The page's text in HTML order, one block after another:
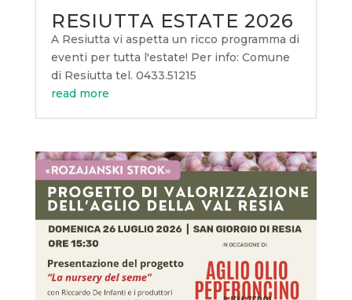
RESIUTTA ESTATE 2026
A Resiutta vi aspetta un ricco programma di
eventi per tutta l'estate! Per info: Comune
di Resiutta tel. 0433.51215
read more